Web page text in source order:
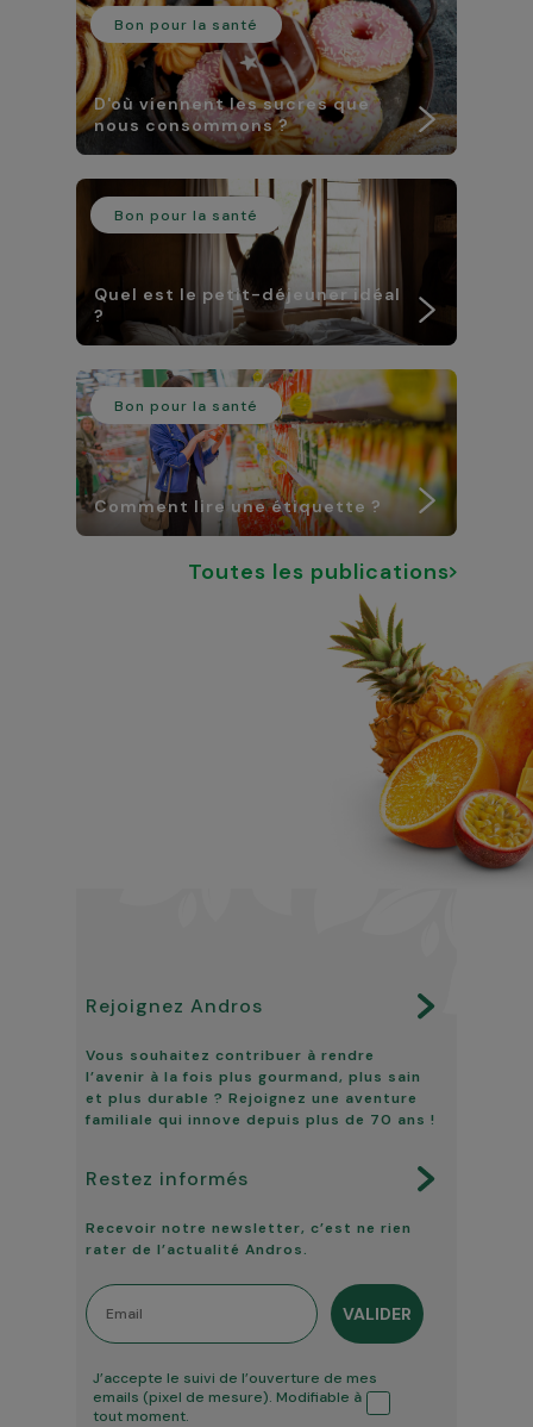
Bon pour la santé
D'où viennent les sucres que
nous consommons ?
Bon pour la santé
Quel est le petit-déjeuner idéal
?
Bon pour la santé
Comment lire une étiquette ?
Toutes les publications
Rejoignez Andros
Vous souhaitez contribuer à rendre
l’avenir à la fois plus gourmand, plus sain
et plus durable ? Rejoignez une aventure
familiale qui innove depuis plus de 70 ans !
Restez informés
Recevoir notre newsletter, c’est ne rien
rater de l’actualité Andros.
Email
VALIDER
Tracking ouverture
J’accepte le suivi de l’ouverture de mes
emails (pixel de mesure). Modifiable à
tout moment.